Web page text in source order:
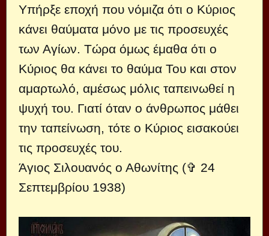
Υπήρξε εποχή που νόμιζα ότι ο Κύριος
κάνει θαύματα μόνο με τις προσευχές
των Αγίων. Τώρα όμως έμαθα ότι ο
Κύριος θα κάνει το θαύμα Του και στον
αμαρτωλό, αμέσως μόλις ταπεινωθεί η
ψυχή του. Γιατί όταν ο άνθρωπος μάθει
την ταπείνωση, τότε ο Κύριος εισακούει
τις προσευχές του.
Άγιος Σιλουανός ο Αθωνίτης (✞ 24
Σεπτεμβρίου 1938)